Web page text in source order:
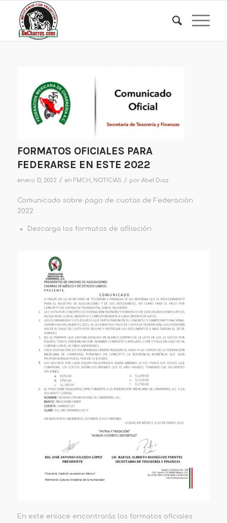
FORMATOS OFICIALES PARA
FEDERARSE EN ESTE 2022
enero 13, 2022 / en FMCH , NOTICIAS / por Abel Diaz
Comunicado sobre pago de cuotas de Federación
2022
Descarga los formatos de afiliación
En este enlace encontrarás los formatos oficiales